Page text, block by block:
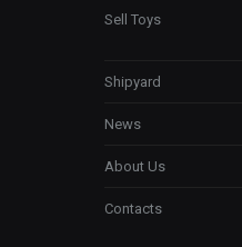
Sell Toys
Shipyard
News
About Us
Contacts